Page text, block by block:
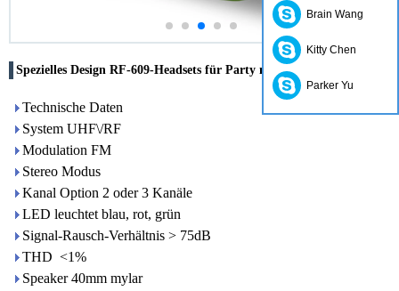
Spezielles Design RF-609-Headsets für Party mit Lithium Akku
Technische Daten
System UHF\/RF
Modulation FM
Stereo Modus
Kanal Option 2 oder 3 Kanäle
LED leuchtet blau, rot, grün
Signal-Rausch-Verhältnis > 75dB
THD <1%
Speaker 40mm mylar
Brain Wang
Kitty Chen
Parker Yu